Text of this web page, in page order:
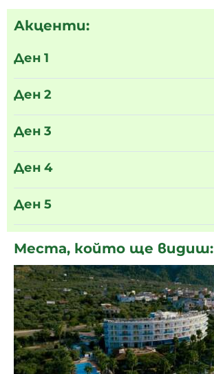
Акценти:
Ден 1
Ден 2
Ден 3
Ден 4
Ден 5
Места, който ще видиш: